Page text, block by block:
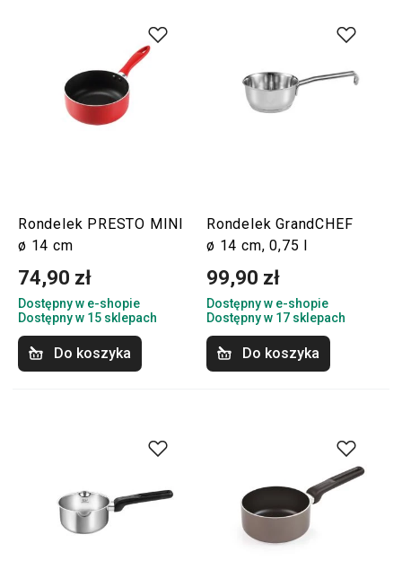
Rondelek PRESTO MINI
ø 14 cm
74,90 zł
Dostępny w e-shopie
Dostępny w 15 sklepach
Do koszyka
Rondelek GrandCHEF
ø 14 cm, 0,75 l
99,90 zł
Dostępny w e-shopie
Dostępny w 17 sklepach
Do koszyka